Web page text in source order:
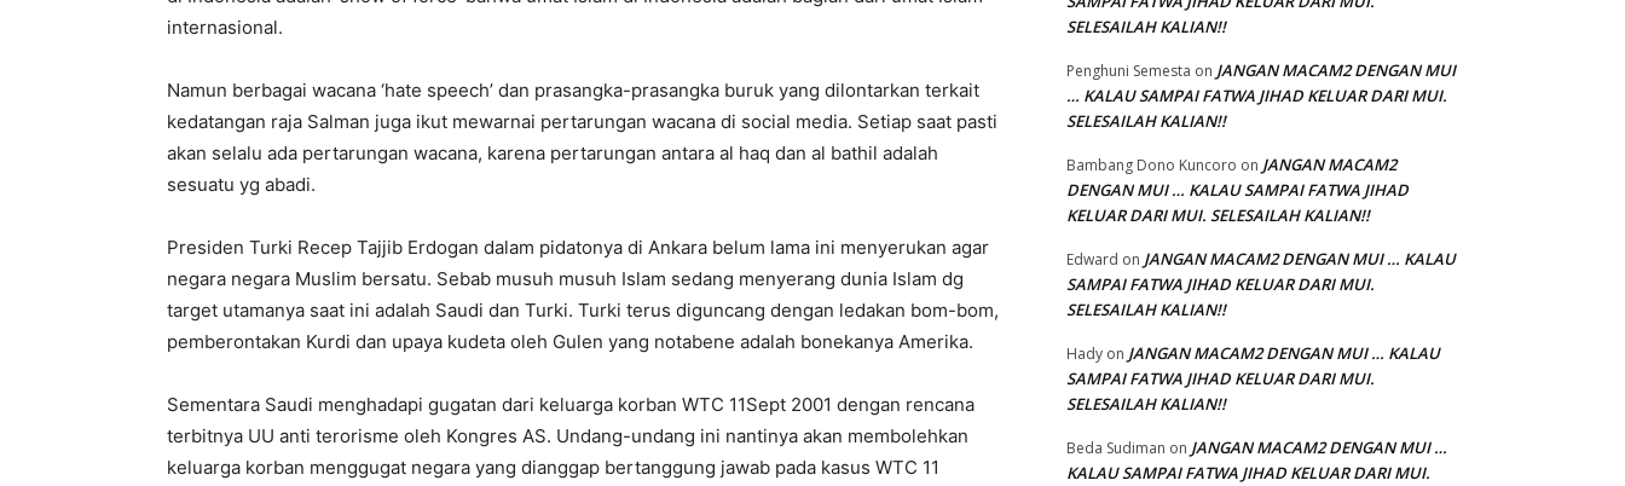
internasional.
Namun berbagai wacana ‘hate speech’ dan prasangka-prasangka buruk yang dilontarkan terkait
kedatangan raja Salman juga ikut mewarnai pertarungan wacana di social media. Setiap saat pasti
akan selalu ada pertarungan wacana, karena pertarungan antara al haq dan al bathil adalah
sesuatu yg abadi.
Presiden Turki Recep Tajjib Erdogan dalam pidatonya di Ankara belum lama ini menyerukan agar
negara negara Muslim bersatu. Sebab musuh musuh Islam sedang menyerang dunia Islam dg
target utamanya saat ini adalah Saudi dan Turki. Turki terus diguncang dengan ledakan bom-bom,
pemberontakan Kurdi dan upaya kudeta oleh Gulen yang notabene adalah bonekanya Amerika.
Sementara Saudi menghadapi gugatan dari keluarga korban WTC 11Sept 2001 dengan rencana
terbitnya UU anti terorisme oleh Kongres AS. Undang-undang ini nantinya akan membolehkan
keluarga korban menggugat negara yang dianggap bertanggung jawab pada kasus WTC 11
SELESAILAH KALIAN!!
Penghuni Semesta on JANGAN MACAM2 DENGAN MUI
… KALAU SAMPAI FATWA JIHAD KELUAR DARI MUI.
SELESAILAH KALIAN!!
Bambang Dono Kuncoro on JANGAN MACAM2
DENGAN MUI … KALAU SAMPAI FATWA JIHAD
KELUAR DARI MUI. SELESAILAH KALIAN!!
Edward on JANGAN MACAM2 DENGAN MUI … KALAU
SAMPAI FATWA JIHAD KELUAR DARI MUI.
SELESAILAH KALIAN!!
Hady on JANGAN MACAM2 DENGAN MUI … KALAU
SAMPAI FATWA JIHAD KELUAR DARI MUI.
SELESAILAH KALIAN!!
Beda Sudiman on JANGAN MACAM2 DENGAN MUI …
KALAU SAMPAI FATWA JIHAD KELUAR DARI MUI.